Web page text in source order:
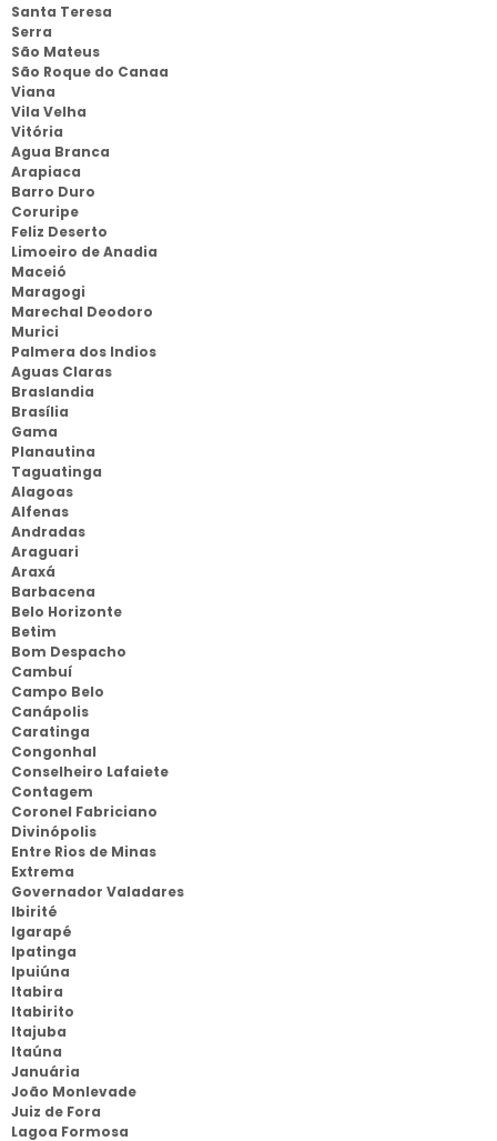
Santa Teresa
Serra
São Mateus
São Roque do Canaa
Viana
Vila Velha
Vitória
Agua Branca
Arapiaca
Barro Duro
Coruripe
Feliz Deserto
Limoeiro de Anadia
Maceió
Maragogi
Marechal Deodoro
Murici
Palmera dos Indios
Aguas Claras
Braslandia
Brasília
Gama
Planautina
Taguatinga
Alagoas
Alfenas
Andradas
Araguari
Araxá
Barbacena
Belo Horizonte
Betim
Bom Despacho
Cambuí
Campo Belo
Canápolis
Caratinga
Congonhal
Conselheiro Lafaiete
Contagem
Coronel Fabriciano
Divinópolis
Entre Rios de Minas
Extrema
Governador Valadares
Ibirité
Igarapé
Ipatinga
Ipuiúna
Itabira
Itabirito
Itajuba
Itaúna
Januária
João Monlevade
Juiz de Fora
Lagoa Formosa